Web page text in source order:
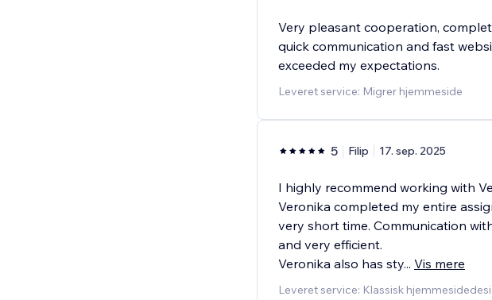
Very pleasant cooperation,
quick communication and fast
exceeded my expectations.
Leveret service: Migrer hjemmeside
5 Filip 17. sep. 2025
I highly recommend working with
Veronika completed my entire
very short time. Communication
and very efficient.
Veronika also has sty... Vis mere
Leveret service: Klassisk